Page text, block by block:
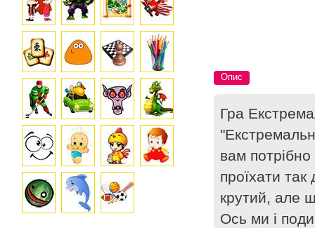
Опис
Гра
вам
проїхати так
крутий, але
Ось ми і